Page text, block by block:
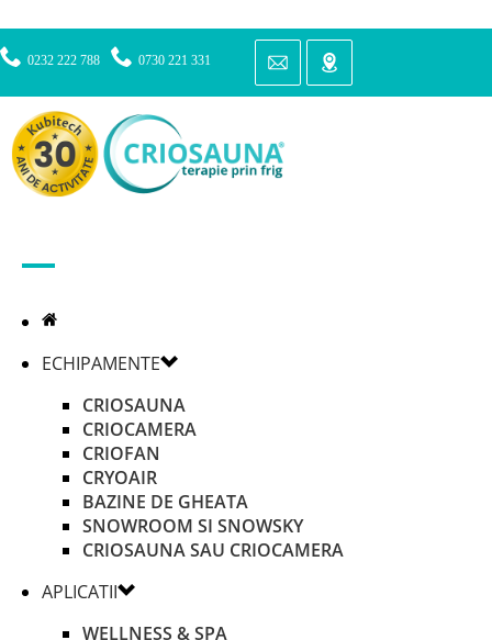
0232 222 788 0730 221 331
ECHIPAMENTE
CRIOSAUNA
CRIOCAMERA
CRIOFAN
CRYOAIR
BAZINE DE GHEATA
SNOWROOM SI SNOWSKY
CRIOSAUNA SAU CRIOCAMERA
APLICATII
WELLNESS & SPA